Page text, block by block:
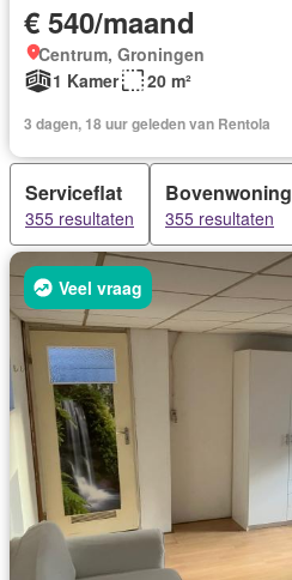
€ 540/maand
Centrum, Groningen
1 Kamer
20 m²
3 dagen, 18 uur geleden van Rentola
Serviceflat
355 resultaten
Bovenwoning
355 resultaten
Veel vraag